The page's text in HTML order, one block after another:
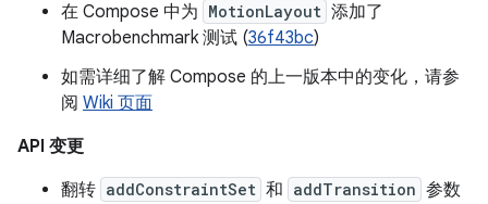
在 Compose 中为 MotionLayout 添加了
Macrobenchmark 测试 (36f43bc)
如需详细了解 Compose 的上一版本中的变化，请参
阅 Wiki 页面
API 变更
翻转 addConstraintSet 和 addTransition 参数